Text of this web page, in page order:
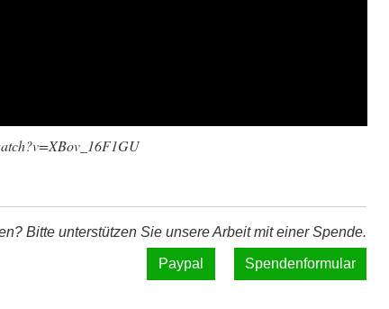
Bitte unterstützen Sie unsere Arbeit mit einer Spende.
Spendenformular